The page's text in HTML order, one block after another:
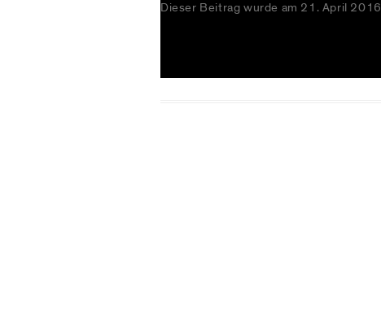
Dieser Beitrag wurde am 21. April 2016